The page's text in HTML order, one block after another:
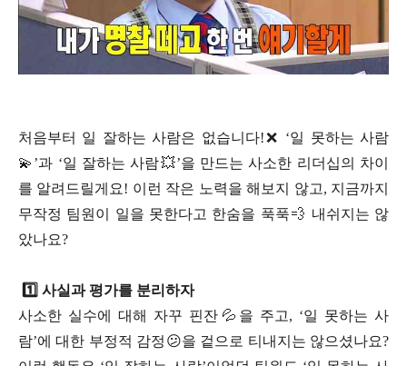
처음부터 일 잘하는 사람은 없습니다!❌ ‘일 못하는 사람
💫’과 ‘일 잘하는 사람💥’을 만드는 사소한 리더십의 차이
를 알려드릴게요! 이런 작은 노력을 해보지 않고, 지금까지
무작정 팀원이 일을 못한다고 한숨을 푹푹💨 내쉬지는 않
았나요?
1️⃣ 사실과 평가를 분리하자
사소한 실수에 대해 자꾸 핀잔💦을 주고, ‘일 못하는 사
람’에 대한 부정적 감정😕을 겉으로 티내지는 않으셨나요?